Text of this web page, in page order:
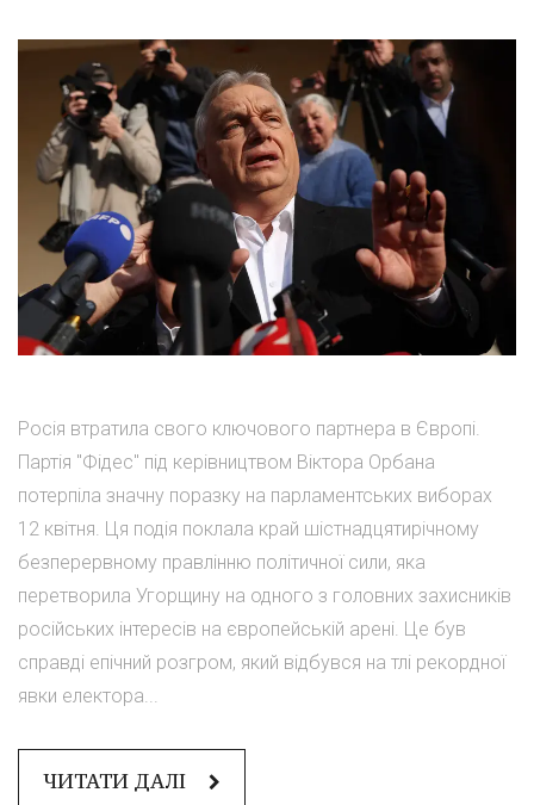
Росія втратила свого ключового партнера в Європі.
Партія "Фідес" під керівництвом Віктора Орбана
потерпіла значну поразку на парламентських виборах
12 квітня. Ця подія поклала край шістнадцятирічному
безперервному правлінню політичної сили, яка
перетворила Угорщину на одного з головних захисників
російських інтересів на європейській арені. Це був
справді епічний розгром, який відбувся на тлі рекордної
явки електора...
ЧИТАТИ ДАЛІ